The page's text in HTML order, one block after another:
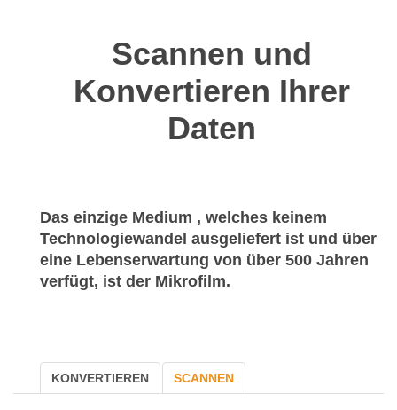
Scannen und
Konvertieren Ihrer
Daten
Das einzige Medium , welches keinem
Technologiewandel ausgeliefert ist und über
eine Lebenserwartung von über 500 Jahren
verfügt, ist der Mikrofilm.
KONVERTIEREN SCANNEN